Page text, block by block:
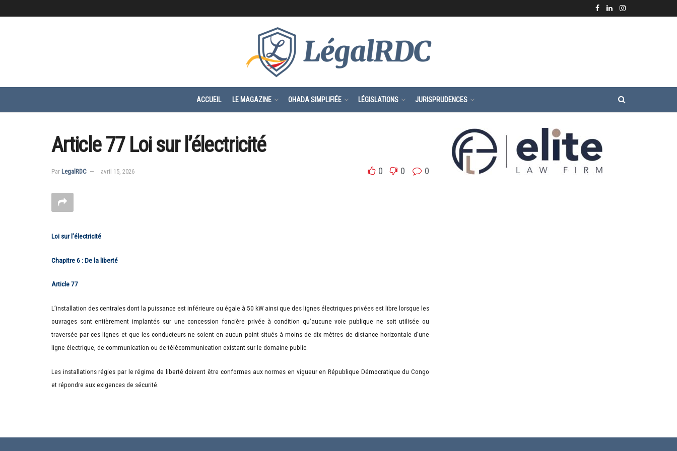
ACCUEIL LE MAGAZINE OHADA SIMPLIFIÉE LÉGISLATIONS JURISPRUDENCES
Article 77 Loi sur l’électricité
Par LegalRDC avril 15, 2026 0 0 0
Loi sur l’électricité
Chapitre 6 : De la liberté
Article 77
L’installation des centralesdont la puissance est inférieure ou égale à 50 kW ainsi que des lignes électriques privées est libre lorsque les
ouvrages sont entièrement implantés sur une concession foncière privée à condition qu’aucune voie publique ne soit utilisée ou
traversée par ces lignes et que les conducteurs ne soient en aucun point situés à moins de dix mètres de distance horizontale d’une
ligne électrique, de communication ou de télécommunication existant sur le domaine public.
Les installations régies par le régime de liberté doivent être conformes aux normes en vigueur en République Démocratique du Congo
et répondre aux exigences de sécurité.